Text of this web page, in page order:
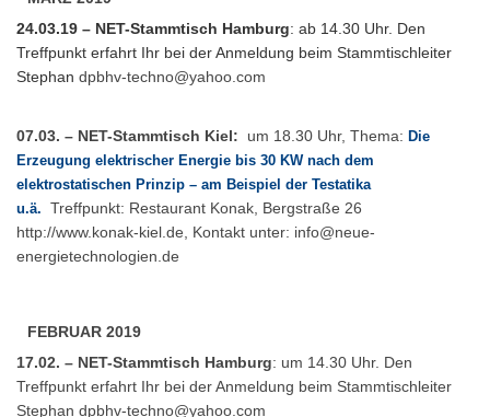
24.03.19 – NET-Stammtisch Hamburg: ab 14.30 Uhr. Den
Treffpunkt erfahrt Ihr bei der Anmeldung beim Stammtischleiter
Stephan dpbhv-techno@yahoo.com
07.03. – NET-Stammtisch Kiel: um 18.30 Uhr, Thema: Die
Erzeugung elektrischer Energie bis 30 KW nach dem
elektrostatischen Prinzip – am Beispiel der Testatika
u.ä. Treffpunkt: Restaurant Konak, Bergstraße 26
http://www.konak-kiel.de , Kontakt unter: info@neue-
energietechnologien.de
FEBRUAR 2019
17.02. – NET-Stammtisch Hamburg: um 14.30 Uhr. Den
Treffpunkt erfahrt Ihr bei der Anmeldung beim Stammtischleiter
Stephan dpbhv-techno@yahoo.com